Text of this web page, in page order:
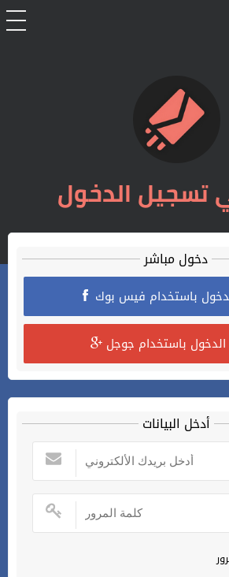
تسجيل الدخول
دخول مباشر
باستخدام فيس بوك
باستخدام جوجل
أدخل البيانات